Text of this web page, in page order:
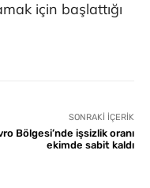
için başlattığı
SONRAKI İÇERIK
Bölgesi’nde işsizlik oranı
ekimde sabit kaldı